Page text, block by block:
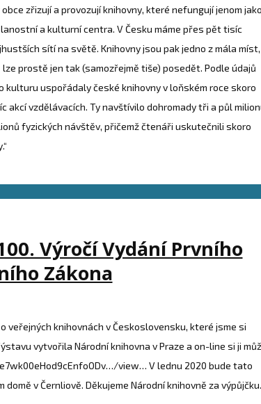
zřizují a provozují knihovny, které nefungují jenom jako
a kulturní centra. V Česku máme přes pět tisíc
sítí na světě. Knihovny jsou pak jedno z mála
prostě jen tak (samozřejmě tiše) posedět. Podle údajů
uspořádaly české knihovny v loňském roce skoro
vzdělávacích. Ty navštívilo dohromady tři a půl
fyzických návštěv, přičemž čtenáři uskutečnili skoro
Výročí Vydání Prvního
Zákona
veřejných knihovnách v Československu, které jsme si
vytvořila Národní knihovna v Praze a on-line si ji
view… V lednu 2020 bude tato
v Černliově. Děkujeme Národní knihovně za výpůjčku.